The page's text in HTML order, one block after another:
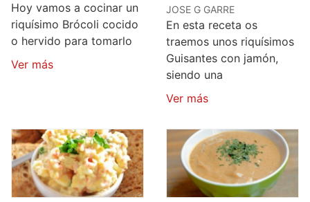
Hoy vamos a cocinar un
riquísimo Brócoli cocido
o hervido para tomarlo
Ver más
JOSE G GARRE
En esta receta os
traemos unos riquísimos
Guisantes con jamón,
siendo una
Ver más